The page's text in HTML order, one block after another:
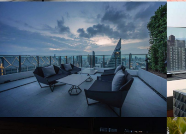
BLACK LILLE GARDEN
GARDEN SOFA OVERSEAS
PROJECT SAIN VOGUE